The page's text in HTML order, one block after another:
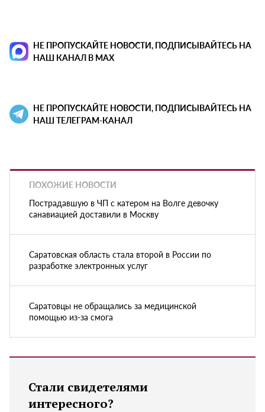
НЕ ПРОПУСКАЙТЕ НОВОСТИ, ПОДПИСЫВАЙТЕСЬ НА
НАШ КАНАЛ В MAX
НЕ ПРОПУСКАЙТЕ НОВОСТИ, ПОДПИСЫВАЙТЕСЬ НА
НАШ ТЕЛЕГРАМ-КАНАЛ
ПОХОЖИЕ НОВОСТИ
Пострадавшую в ЧП с катером на Волге девочку
санавиацией доставили в Москву
Саратовская область стала второй в России по
разработке электронных услуг
Саратовцы не обращались за медицинской
помощью из-за смога
Стали свидетелями
интересного?